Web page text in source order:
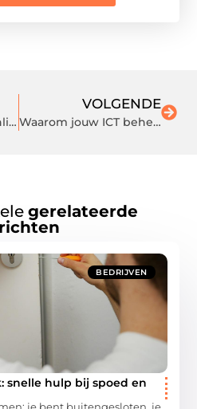
Ben jij een echte wijnliefhebber? Trakteer jezelf op een gegraveerd wijnglas!
VOLGENDE
Waarom jouw ICT beheer uitbesteden een goed idee is
gerelateerde
BEDRIJVEN
snelle hulp bij spoed en
je bent buitengesloten, je